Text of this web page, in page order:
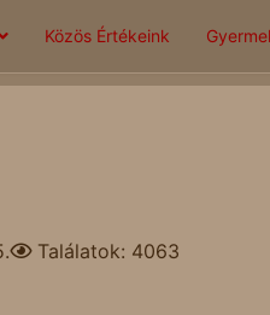
Közös Értékeink
Találatok: 4063